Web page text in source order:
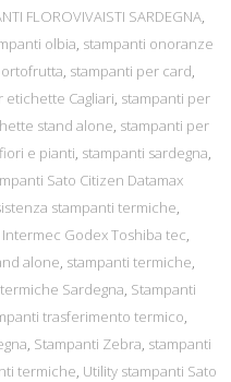
FLOROVIVAISTI SARDEGNA,
olbia, stampanti onoranze
, stampanti per card,
etichette Cagliari, stampanti per
stand alone, stampanti per
e pianti, stampanti sardegna,
Sato Citizen Datamax
stampanti termiche,
Godex Toshiba tec,
alone, stampanti termiche,
Sardegna, Stampanti
trasferimento termico,
, Stampanti Zebra, stampanti
termiche, Utility stampanti Sato